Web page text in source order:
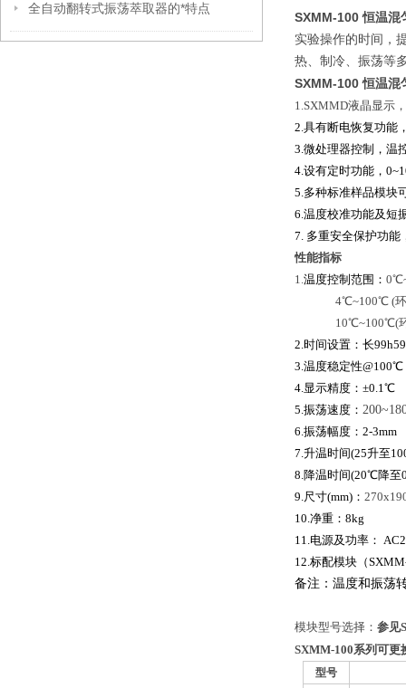
全自动翻转式振荡萃取器的*特点
SXMM-100 恒温混
实验操作的时间，
热、制冷、振荡等
SXMM-100 恒温混
1.SXMMD液晶显示
2.具有断电恢复功能
3.微处理器控制，温
4.设有定时功能，
5.多种标准样品模块
6.温度校准功能及短
7. 多重安全保护功能
性能指标
1.温度控制范围：
4℃~100℃ (环境
10℃~100℃(环
2.时间设置：长
3.温度稳定性
4.显示精度：±0.1℃
5.振荡速度：
6.振荡幅度： 2-3mm
7.升温时间(25升至
8.降温时间(20℃降
9.尺寸(mm)：
10.净重：8kg
11.电源及功率：
12.标配模块（
备注 ： 温度和振荡
模块型号选择： 参见
SXMM-100系列可更
型号